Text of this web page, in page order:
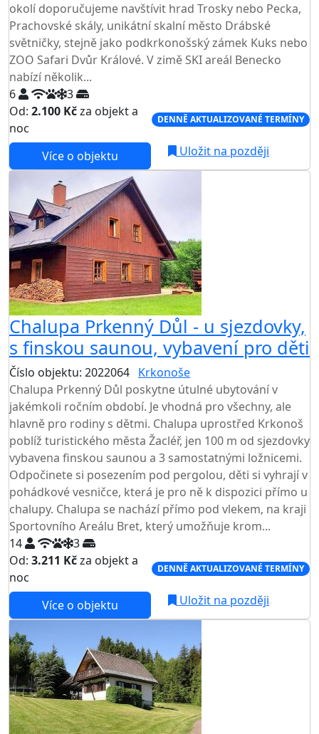
okolí doporučujeme navštívit hrad Trosky nebo Pecka,
Prachovské skály, unikátní skalní město Drábské
světničky, stejně jako podkrkonošský zámek Kuks nebo
ZOO Safari Dvůr Králové. V zimě SKI areál Benecko
nabízí několik...
6
3
Od: 2.100 Kčza objekt a
noc
DENNĚ AKTUALIZOVANÉ TERMÍNY
Více o objektu Uložit na později
Chalupa Prkenný Důl - u sjezdovky,
s finskou saunou, vybavení pro děti
Číslo objektu: 2022064 Krkonoše
Chalupa Prkenný Důl poskytne útulné ubytování v
jakémkoli ročním období. Je vhodná pro všechny, ale
hlavně pro rodiny s dětmi. Chalupa uprostřed Krkonoš
poblíž turistického města Žacléř, jen 100 m od sjezdovky
vybavena finskou saunou a 3 samostatnými ložnicemi.
Odpočinete si posezením pod pergolou, děti si vyhrají v
pohádkové vesničce, která je pro ně k dispozici přímo u
chalupy. Chalupa se nachází přímo pod vlekem, na kraji
Sportovního Areálu Bret, který umožňuje krom...
14
3
Od: 3.211 Kčza objekt a
noc
DENNĚ AKTUALIZOVANÉ TERMÍNY
Více o objektu Uložit na později